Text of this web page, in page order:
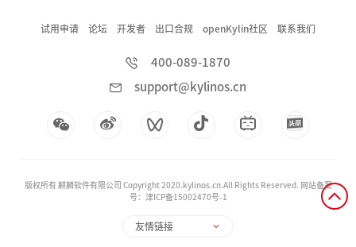
试用申请 论坛 开发者 出口合规 openKylin社区 联系我们
400-089-1870
support@kylinos.cn
版权所有 麒麟软件有限公司 Copyright 2020.kylinos.cn.All Rights Reserved. 网站备案
号：津ICP备15002470号-1
先进操作系统创新中
友情链接